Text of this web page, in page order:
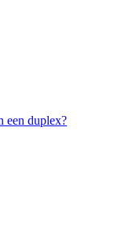
een duplex?